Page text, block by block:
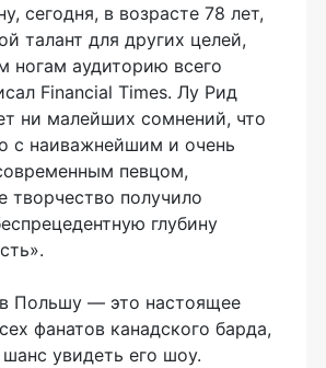
сегодня, в возрасте 78 лет,
талант для других целей,
ногам аудиторию всего
Financial Times. Лу Рид
ни малейших сомнений, что
с наиважнейшим и очень
певцом,
творчество получило
глубину
Польшу — это настоящее
фанатов канадского барда,
увидеть его шоу.